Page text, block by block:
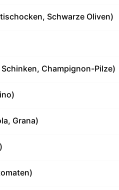
Schwarze Oliven)
Champignon-Pilze)
Grana)